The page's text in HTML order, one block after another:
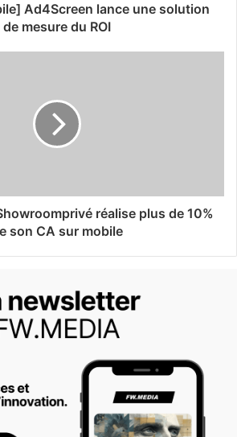
Ad4Screen lance une solution
de mesure du ROI
réalise plus de 10%
son CA sur mobile